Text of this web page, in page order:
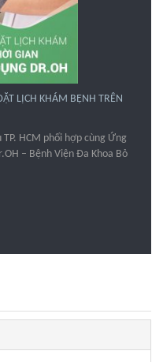
LỊCH KHÁM BỆNH TRÊN
HCM phối hợp cùng Ứng
– Bệnh Viện Đa Khoa Bỏ